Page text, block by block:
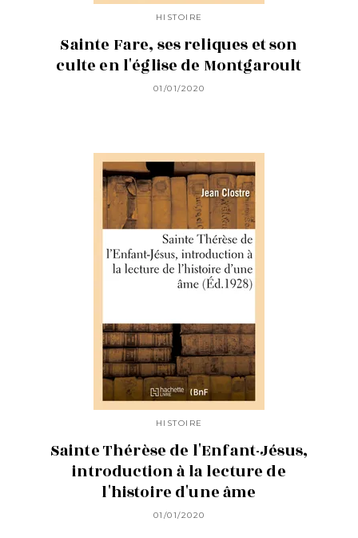
HISTOIRE
Sainte Fare, ses reliques et son
culte en l'église de Montgaroult
01/01/2020
HISTOIRE
Sainte Thérèse de l'Enfant-Jésus,
introduction à la lecture de
l'histoire d'une âme
01/01/2020